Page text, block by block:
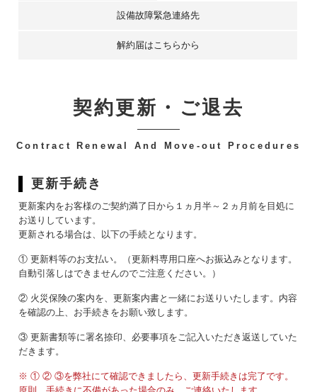
設備故障緊急連絡先
解約届はこちらから
契約更新・ご退去
-
Contract Renewal And Move-out Procedures
更新手続き
更新案内をお客様のご契約満了日から１ヵ月半～２ヵ月前を目処に
お送りしています。
更新される場合は、以下の手続となります。
① 更新料等のお支払い。（更新料専用口座へお振込みとなります。
自動引落しはできませんのでご注意ください。）
② 火災保険の案内を、更新案内書と一緒にお送りいたします。内容
を確認の上、お手続きをお願い致します。
③ 更新書類等に署名捺印、必要事項をご記入いただき返送していた
だきます。
※ ① ② ③を弊社にて確認できましたら、更新手続きは完了です。